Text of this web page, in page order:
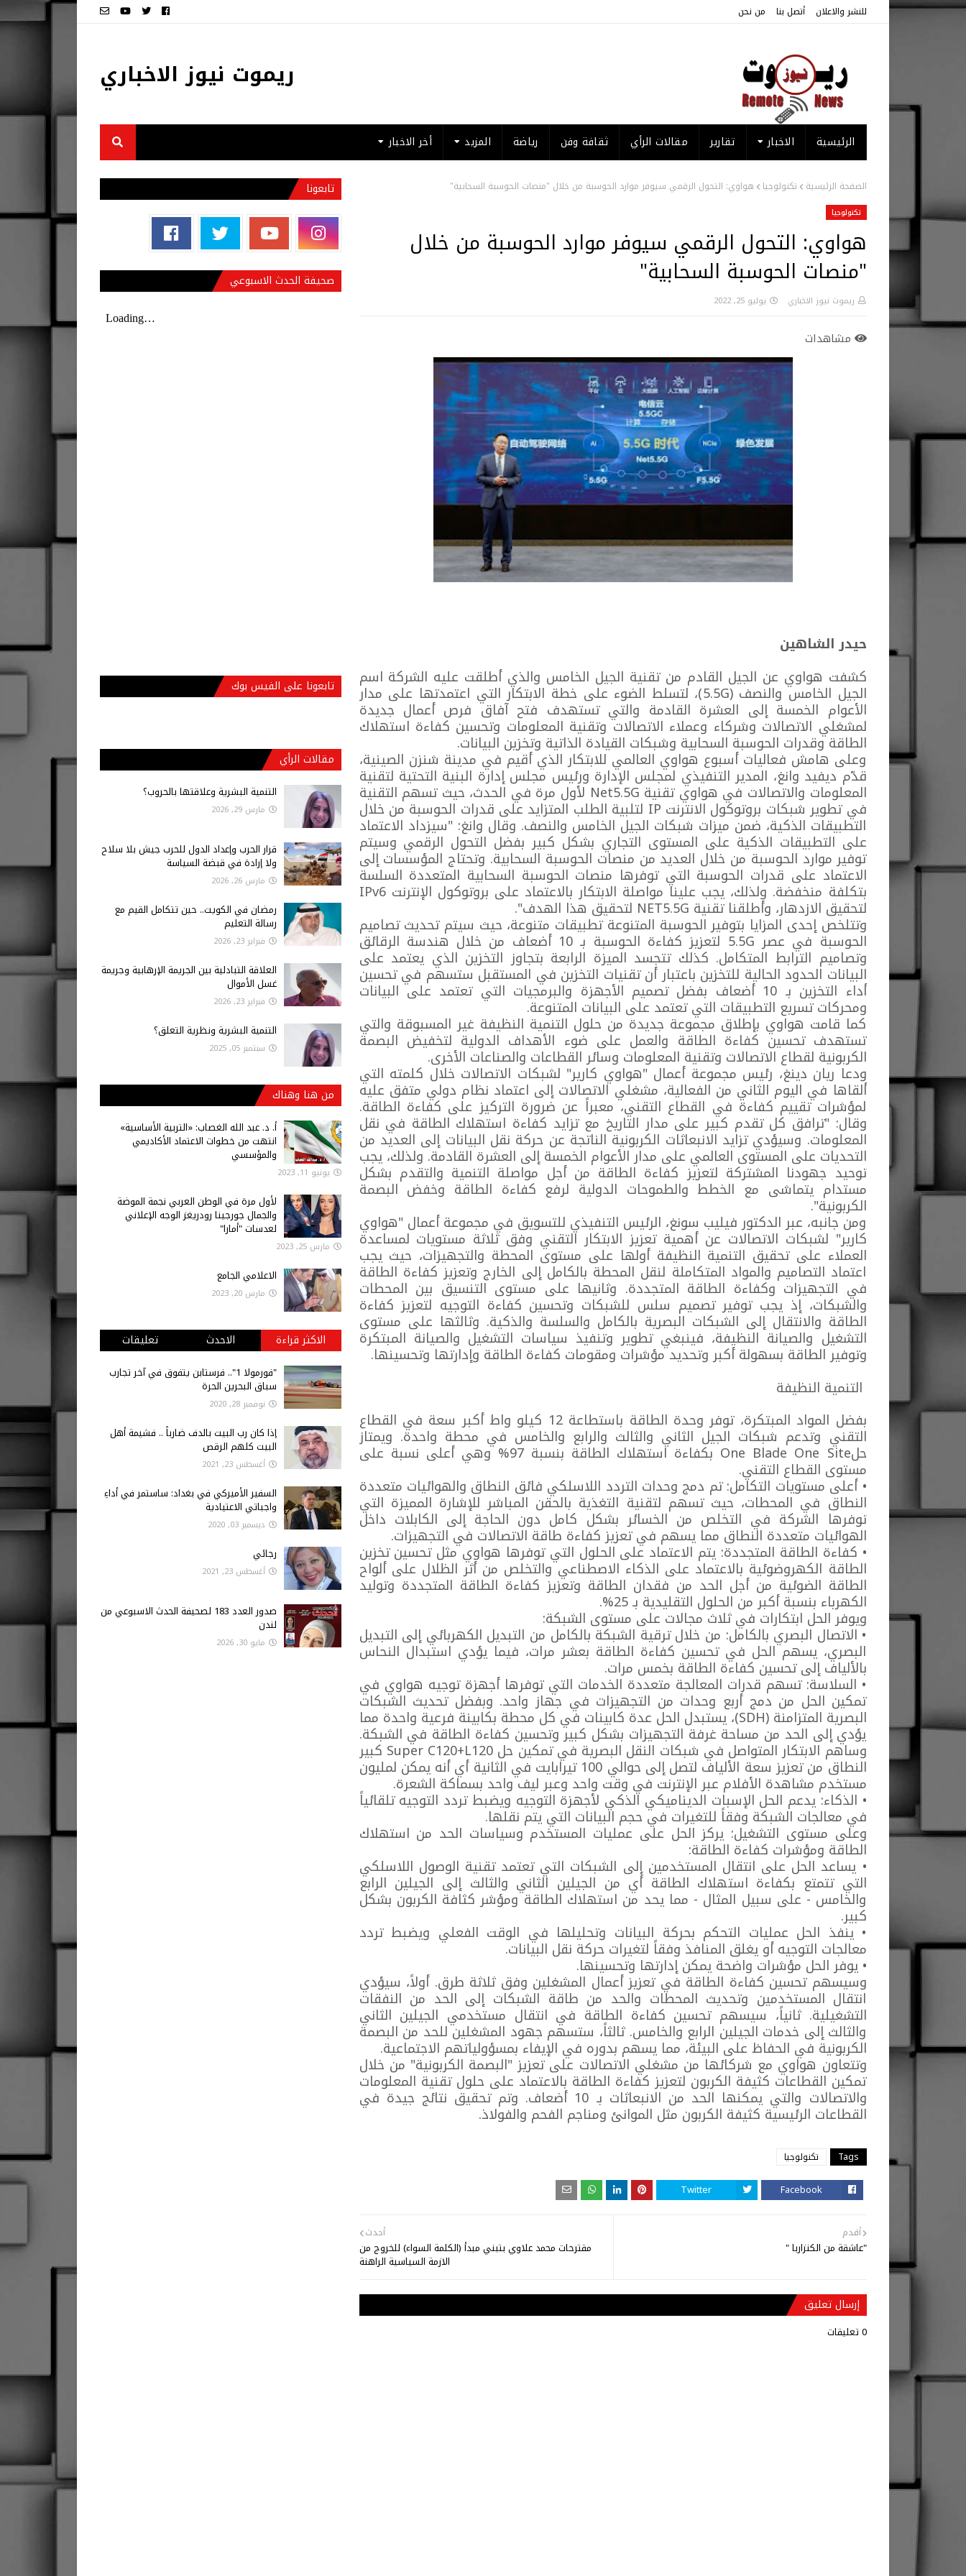
للنشر والاعلان أتصل بنا من نحن
ريموت نيوز الاخباري
الرئيسية الاخبار تقارير مقالات الرأي ثقافة وفن رياضة المزيد أخر الاخبار
الصفحة الرئيسية تكنولوجيا هواوي: التحول الرقمي سيوفر موارد الحوسبة من خلال "منصات الحوسبة السحابية"
تكنولوجيا
هواوي: التحول الرقمي سيوفر موارد الحوسبة من خلال
"منصات الحوسبة السحابية"
ريموت نيوز الاخباري يوليو 25, 2022
مشاهدات
حيدر الشاهين
كشفت هواوي عن الجيل القادم من تقنية الجيل الخامس والذي أطلقت عليه الشركة اسم
الجيل الخامس والنصف (5.5G)، لتسلط الضوء على خطة الابتكار التي اعتمدتها على مدار
الأعوام الخمسة إلى العشرة القادمة والتي تستهدف فتح آفاق فرص أعمال جديدة
لمشغلي الاتصالات وشركاء وعملاء الاتصالات وتقنية المعلومات وتحسين كفاءة استهلاك
الطاقة وقدرات الحوسبة السحابية وشبكات القيادة الذاتية وتخزين البيانات.
وعلى هامش فعاليات أسبوع هواوي العالمي للابتكار الذي أقيم في مدينة شنزن الصينية،
قدّم ديفيد وانغ، المدير التنفيذي لمجلس الإدارة ورئيس مجلس إدارة البنية التحتية لتقنية
المعلومات والاتصالات في هواوي تقنية Net5.5G لأول مرة في الحدث، حيث تسهم التقنية
في تطوير شبكات بروتوكول الانترنت IP لتلبية الطلب المتزايد على قدرات الحوسبة من خلال
التطبيقات الذكية، ضمن ميزات شبكات الجيل الخامس والنصف. وقال وانغ: "سيزداد الاعتماد
على التطبيقات الذكية على المستوى التجاري بشكل كبير بفضل التحول الرقمي وسيتم
توفير موارد الحوسبة من خلال العديد من منصات الحوسبة السحابية. وتحتاج المؤسسات إلى
الاعتماد على قدرات الحوسبة التي توفرها منصات الحوسبة السحابية المتعددة السلسة
بتكلفة منخفضة. ولذلك، يجب علينا مواصلة الابتكار بالاعتماد على بروتوكول الإنترنت IPv6
لتحقيق الازدهار، وأطلقنا تقنية NET5.5G لتحقيق هذا الهدف".
وتتلخص إحدى المزايا بتوفير الحوسبة المتنوعة تطبيقات متنوعة، حيث سيتم تحديث تصاميم
الحوسبة في عصر 5.5G لتعزيز كفاءة الحوسبة بـ 10 أضعاف من خلال هندسة الرقائق
وتصاميم الترابط المتكامل. كذلك تتجسد الميزة الرابعة بتجاوز التخزين الذي يعتمد على
البيانات الحدود الحالية للتخزين باعتبار أن تقنيات التخزين في المستقبل ستسهم في تحسين
أداء التخزين بـ 10 أضعاف بفضل تصميم الأجهزة والبرمجيات التي تعتمد على البيانات
ومحركات تسريع التطبيقات التي تعتمد على البيانات المتنوعة.
كما قامت هواوي بإطلاق مجموعة جديدة من حلول التنمية النظيفة غير المسبوقة والتي
تستهدف تحسين كفاءة الطاقة والعمل على ضوء الأهداف الدولية لتخفيض البصمة
الكربونية لقطاع الاتصالات وتقنية المعلومات وسائر القطاعات والصناعات الأخرى.
ودعا ريان دينغ، رئيس مجموعة أعمال "هواوي كارير" لشبكات الاتصالات خلال كلمته التي
ألقاها في اليوم الثاني من الفعالية، مشغلي الاتصالات إلى اعتماد نظام دولي متفق عليه
لمؤشرات تقييم كفاءة في القطاع التقني، معبراً عن ضرورة التركيز على كفاءة الطاقة.
وقال: "ترافق كل تقدم كبير على مدار التاريخ مع تزايد كفاءة استهلاك الطاقة في نقل
المعلومات. وسيؤدي تزايد الانبعاثات الكربونية الناتجة عن حركة نقل البيانات إلى العديد من
التحديات على المستوى العالمي على مدار الأعوام الخمسة إلى العشرة القادمة. ولذلك، يجب
توحيد جهودنا المشتركة لتعزيز كفاءة الطاقة من أجل مواصلة التنمية والتقدم بشكل
مستدام يتماشى مع الخطط والطموحات الدولية لرفع كفاءة الطاقة وخفض البصمة
الكربونية".
ومن جانبه، عبر الدكتور فيليب سونغ، الرئيس التنفيذي للتسويق في مجموعة أعمال "هواوي
كارير" لشبكات الاتصالات عن أهمية تعزيز الابتكار التقني وفق ثلاثة مستويات لمساعدة
العملاء على تحقيق التنمية النظيفة أولها على مستوى المحطة والتجهيزات، حيث يجب
اعتماد التصاميم والمواد المتكاملة لنقل المحطة بالكامل إلى الخارج وتعزيز كفاءة الطاقة
في التجهيزات وكفاءة الطاقة المتجددة. وثانيها على مستوى التنسيق بين المحطات
والشبكات، إذ يجب توفير تصميم سلس للشبكات وتحسين كفاءة التوجيه لتعزيز كفاءة
الطاقة والانتقال إلى الشبكات البصرية بالكامل والسلسة والذكية. وثالثها على مستوى
التشغيل والصيانة النظيفة، فينبغي تطوير وتنفيذ سياسات التشغيل والصيانة المبتكرة
وتوفير الطاقة بسهولة أكبر وتحديد مؤشرات ومقومات كفاءة الطاقة وإدارتها وتحسينها.
التنمية النظيفة
بفضل المواد المبتكرة، توفر وحدة الطاقة باستطاعة 12 كيلو واط أكبر سعة في القطاع
التقني وتدعم شبكات الجيل الثاني والثالث والرابع والخامس في محطة واحدة. ويمتاز
حلOne Blade One Site بكفاءة استهلاك الطاقة بنسبة 97% وهي أعلى نسبة على
مستوى القطاع التقني.
• أعلى مستويات التكامل: تم دمج وحدات التردد اللاسلكي فائق النطاق والهوائيات متعددة
النطاق في المحطات، حيث تسهم لتقنية التغذية بالحقن المباشر للإشارة المميزة التي
توفرها الشركة في التخلص من الخسائر بشكل كامل دون الحاجة إلى الكابلات داخل
الهوائيات متعددة النطاق مما يسهم في تعزيز كفاءة طاقة الاتصالات في التجهيزات.
• كفاءة الطاقة المتجددة: يتم الاعتماد على الحلول التي توفرها هواوي مثل تحسين تخزين
الطاقة الكهروضوئية بالاعتماد على الذكاء الاصطناعي والتخلص من أثر الظلال على ألواح
الطاقة الضوئية من أجل الحد من فقدان الطاقة وتعزيز كفاءة الطاقة المتجددة وتوليد
الكهرباء بنسبة أكبر من الحلول التقليدية بـ 25%.
ويوفر الحل ابتكارات في ثلاث مجالات على مستوى الشبكة:
• الاتصال البصري بالكامل: من خلال ترقية الشبكة بالكامل من التبديل الكهربائي إلى التبديل
البصري، يسهم الحل في تحسين كفاءة الطاقة بعشر مرات، فيما يؤدي استبدال النحاس
بالألياف إلى تحسين كفاءة الطاقة بخمس مرات.
• السلاسة: تسهم قدرات المعالجة متعددة الخدمات التي توفرها أجهزة توجيه هواوي في
تمكين الحل من دمج أربع وحدات من التجهيزات في جهاز واحد. وبفضل تحديث الشبكات
البصرية المتزامنة (SDH)، يستبدل الحل عدة كابينات في كل محطة بكابينة فرعية واحدة مما
يؤدي إلى الحد من مساحة غرفة التجهيزات بشكل كبير وتحسين كفاءة الطاقة في الشبكة.
وساهم الابتكار المتواصل في شبكات النقل البصرية في تمكين حل Super C120+L120 كبير
النطاق من تعزيز سعة الألياف لتصل إلى حوالي 100 تيرابايت في الثانية أي أنه يمكن لمليون
مستخدم مشاهدة الأفلام عبر الإنترنت في وقت واحد وعبر ليف واحد بسماكة الشعرة.
• الذكاء: يدعم الحل الإسبات الديناميكي الذكي لأجهزة التوجيه ويضبط تردد التوجيه تلقائياً
في معالجات الشبكة وفقاً للتغيرات في حجم البيانات التي يتم نقلها.
وعلى مستوى التشغيل: يركز الحل على عمليات المستخدم وسياسات الحد من استهلاك
الطاقة ومؤشرات كفاءة الطاقة:
• يساعد الحل على انتقال المستخدمين إلى الشبكات التي تعتمد تقنية الوصول اللاسلكي
التي تتمتع بكفاءة استهلاك الطاقة أي من الجيلين الثاني والثالث إلى الجيلين الرابع
والخامس - على سبيل المثال - مما يحد من استهلاك الطاقة ومؤشر كثافة الكربون بشكل
كبير.
• ينفذ الحل عمليات التحكم بحركة البيانات وتحليلها في الوقت الفعلي ويضبط تردد
معالجات التوجيه أو يغلق المنافذ وفقاً لتغيرات حركة نقل البيانات.
• يوفر الحل مؤشرات واضحة يمكن إدارتها وتحسينها.
وسيسهم تحسين كفاءة الطاقة في تعزيز أعمال المشغلين وفق ثلاثة طرق. أولاً، سيؤدي
انتقال المستخدمين وتحديث المحطات والحد من طاقة الشبكات إلى الحد من النفقات
التشغيلية. ثانياً، سيسهم تحسين كفاءة الطاقة في انتقال مستخدمي الجيلين الثاني
والثالث إلى خدمات الجيلين الرابع والخامس. ثالثاً، ستسهم جهود المشغلين للحد من البصمة
الكربونية في الحفاظ على البيئة، مما يسهم بدوره في الإيفاء بمسؤولياتهم الاجتماعية.
وتتعاون هواوي مع شركائها من مشغلي الاتصالات على تعزيز "البصمة الكربونية" من خلال
تمكين القطاعات كثيفة الكربون لتعزيز كفاءة الطاقة بالاعتماد على حلول تقنية المعلومات
والاتصالات والتي يمكنها الحد من الانبعاثات بـ 10 أضعاف. وتم تحقيق نتائج جيدة في
القطاعات الرئيسية كثيفة الكربون مثل الموانئ ومناجم الفحم والفولاذ.
Tags تكنولوجيا
Facebook
Twitter
أحدث
مقترحات محمد علاوي بتبني مبدأ (الكلمة السواء) للخروج من
الازمة السياسية الراهنة
أقدم
"عاشقة من الكنزاربا "
إرسال تعليق
0 تعليقات
تابعونا
صحيفة الحدث الاسبوعي
تابعونا على الفيس بوك
مقالات الرأي
التنمية البشرية وعلاقتها بالحروب؟
مارس 29, 2026
قرار الحرب وإعداد الدول للحرب جيش بلا سلاح
ولا إرادة في قبضة السياسة
مارس 26, 2026
رمضان في الكويت.. حين تتكامل القيم مع
رسالة التعليم
فبراير 23, 2026
العلاقة التبادلية بين الجريمة الإرهابية وجريمة
غسل الأموال
فبراير 23, 2026
التنمية البشرية ونظرية التعلق؟
سبتمبر 05, 2025
من هنا وهناك
أ‌. د. عبد الله الغصاب: «التربية الأساسية»
انتهت من خطوات الاعتماد الأكاديمي
والمؤسسي
يونيو 11, 2023
لأول مرة في الوطن العربي نجمة الموضة
والجمال جورجينا رودريغز الوجه الإعلاني
لعدسات "أمارا"
مارس 25, 2023
الاعلامي الجامع
مارس 20, 2023
الاكثر قراءة الاحدث تعليقات
"فورمولا 1".. فرستابن يتفوق في آخر تجارب
سباق البحرين الحرة
نوفمبر 28, 2020
إذا كان رب البيت بالدف ضارباً .. فشيمة أهل
البيت كلهم الرقص
أغسطس 23, 2021
السفير الأميركي في بغداد: ساستمر في أداءِ
واجباتي الاعتيادية
ديسمبر 03, 2020
رجائي
أغسطس 23, 2021
صدور العدد 183 لصحيفة الحدث الاسبوعي من
لندن
مايو 30, 2026